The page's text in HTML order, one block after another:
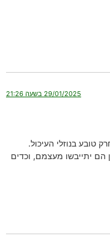
29/01/2025 בשעה 21:26
טובע בנוזלי העיכול.
יתייבשו מעצמם, וכדים